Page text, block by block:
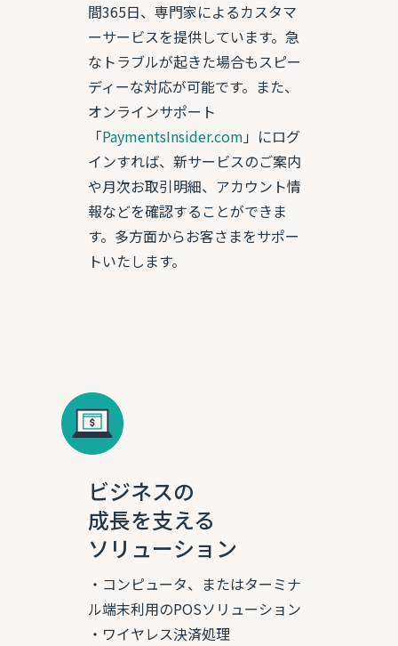
間365日、専門家によるカスタマ
ーサービスを提供しています。急
なトラブルが起きた場合もスピー
ディーな対応が可能です。また、
オンラインサポート
「PaymentsInsider.com 」にログ
インすれば、新サービスのご案内
や月次お取引明細、アカウント情
報などを確認することができま
す。多方面からお客さまをサポー
トいたします。
ビジネスの
成長を支える
ソリューション
・コンピュータ、またはターミナ
ル端末利用のPOSソリューション
・ワイヤレス決済処理